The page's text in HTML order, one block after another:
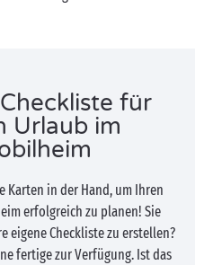
für
Urlaub im
Karten in der Hand, um Ihren
erfolgreich zu planen! Sie
eigene Checkliste zu erstellen?
fertige zur Verfügung. Ist das